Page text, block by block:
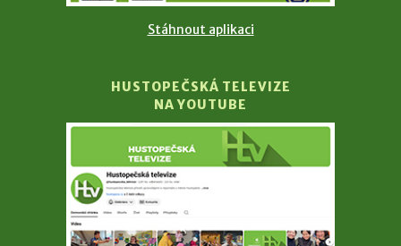
Stáhnout aplikaci
HUSTOPEČSKÁ TELEVIZE
NA YOUTUBE